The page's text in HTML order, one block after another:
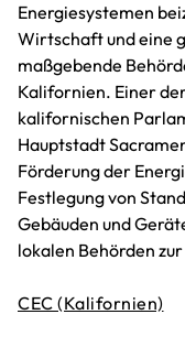
Energiesystemen
Wirtschaft und eine
maßgebende
Kalifornien. Einer
kalifornischen
Hauptstadt
Förderung der
Festlegung von
Gebäuden und
lokalen Behörden
CEC (Kalifornien)